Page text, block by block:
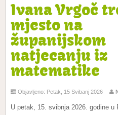
Ivana Vrgoč
mjesto na
županijskom
natjecanju iz
matematike
Objavljeno: Petak, 15 Svibanj 2026
U petak, 15. svibnja 2026. godine